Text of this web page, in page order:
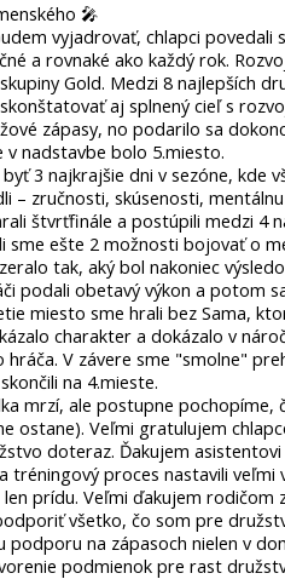
🎤
vyjadrovať, chlapci
a rovnaké ako každý rok.
Gold. Medzi 8 najlepších
aj splnený cieľ s
zápasy, no podarilo sa
v nadstavbe bolo 5.miesto.
3 najkrajšie dni v sezóne, kde
– zručnosti, skúsenosti,
štvrťfinále a postúpili medzi 4
sme ešte 2 možnosti bojovať o
tak, aký bol nakoniec
podali obetavý výkon a potom
miesto sme hrali bez Sama,
charakter a dokázalo v
hráča. V závere sme "smolne"
na 4.mieste.
mrzí, ale postupne pochopíme,
ostane). Veľmi gratulujem
doteraz. Ďakujem
tréningový proces nastavili veľmi
len prídu. Veľmi ďakujem rodičom
všetko, čo som pre
podporu na zápasoch nielen v
podmienok pre rast